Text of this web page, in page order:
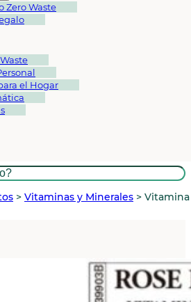
Zero Waste
el Hogar
> Vitaminas y Minerales > Vitamina